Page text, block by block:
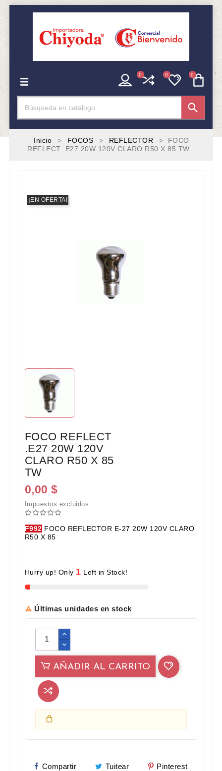
0
0
0

Inicio FOCOS REFLECTOR
FOCO
REFLECT .E27 20W 120V CLARO R50 X 85 TW
¡EN OFERTA!
FOCO REFLECT
.E27 20W 120V
CLARO R50 X 85
TW
0,00 $
Impuestos excluidos
F992 FOCO REFLECTOR E-27 20W 120V CLARO
R50 X 85
Hurry up! Only 1 Left in Stock!
 Últimas unidades en stock
AÑADIR AL CARRITO
Compartir Tuitear Pinterest